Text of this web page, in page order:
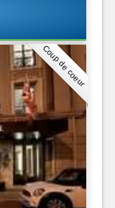
Coup de coeur